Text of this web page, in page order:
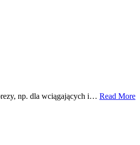
np. dla wciągających i… Read More